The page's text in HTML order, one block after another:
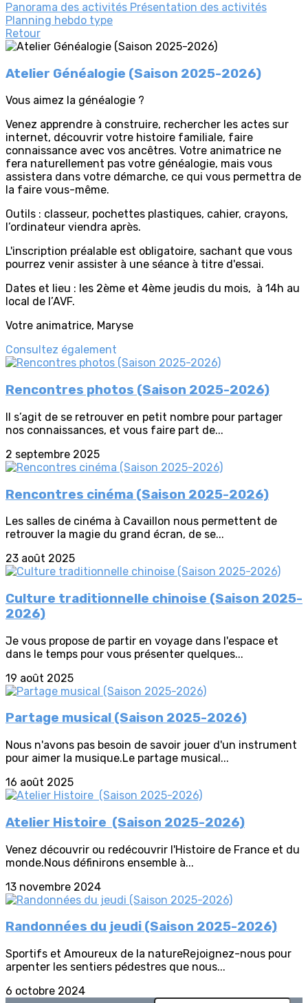
Panorama des activités Présentation des activités
Planning hebdo type
Retour
Atelier Généalogie (Saison 2025-2026)
Vous aimez la généalogie ?
Venez apprendre à construire, rechercher les actes sur
internet, découvrir votre histoire familiale, faire
connaissance avec vos ancêtres. Votre animatrice ne
fera naturellement pas votre généalogie, mais vous
assistera dans votre démarche, ce qui vous permettra de
la faire vous-même.
Outils : classeur, pochettes plastiques, cahier, crayons,
l’ordinateur viendra après.
L'inscription préalable est obligatoire, sachant que vous
pourrez venir assister à une séance à titre d'essai.
Dates et lieu : les 2ème et 4ème jeudis du mois, à 14h au
local de l’AVF.
Votre animatrice, Maryse
Consultez également
Rencontres photos (Saison 2025-2026)
Il s’agit de se retrouver en petit nombre pour partager
nos connaissances, et vous faire part de...
2 septembre 2025
Rencontres cinéma (Saison 2025-2026)
Les salles de cinéma à Cavaillon nous permettent de
retrouver la magie du grand écran, de se...
23 août 2025
Culture traditionnelle chinoise (Saison 2025-
2026)
Je vous propose de partir en voyage dans l'espace et
dans le temps pour vous présenter quelques...
19 août 2025
Partage musical (Saison 2025-2026)
Nous n'avons pas besoin de savoir jouer d'un instrument
pour aimer la musique.Le partage musical...
16 août 2025
Atelier Histoire (Saison 2025-2026)
Venez découvrir ou redécouvrir l'Histoire de France et du
monde.Nous définirons ensemble à...
13 novembre 2024
Randonnées du jeudi (Saison 2025-2026)
Sportifs et Amoureux de la natureRejoignez-nous pour
arpenter les sentiers pédestres que nous...
6 octobre 2024